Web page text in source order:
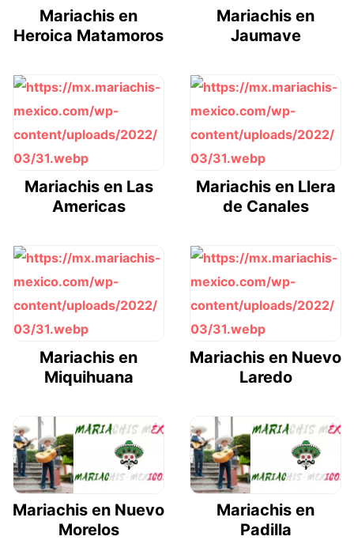
Mariachis en
Heroica Matamoros
Mariachis en
Jaumave
Mariachis en Las
Americas
Mariachis en Llera
de Canales
Mariachis en
Miquihuana
Mariachis en Nuevo
Laredo
Mariachis en Nuevo
Morelos
Mariachis en
Padilla